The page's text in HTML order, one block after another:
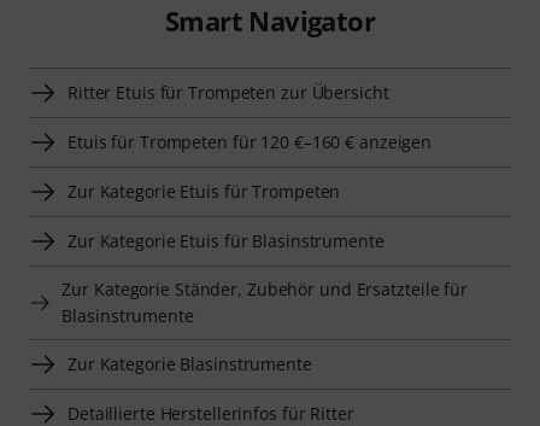
Smart Navigator
Ritter Etuis für Trompeten zur Übersicht
Etuis für Trompeten für 120 €–160 € anzeigen
Zur Kategorie Etuis für Trompeten
Zur Kategorie Etuis für Blasinstrumente
Zur Kategorie Ständer, Zubehör und Ersatzteile für
Blasinstrumente
Zur Kategorie Blasinstrumente
Detaillierte Herstellerinfos für Ritter